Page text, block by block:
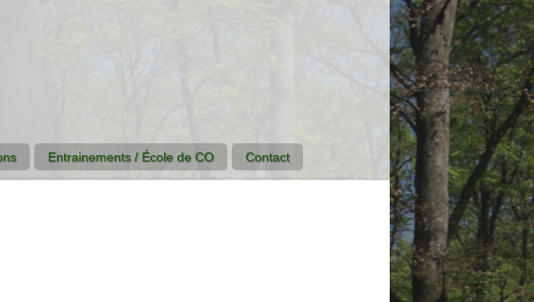
Entrainements / École de CO Contact